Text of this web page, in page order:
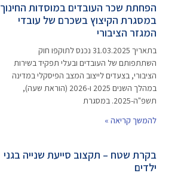
הפחתת שכר העובדים במוסדות החינוך
במסגרת הקיצוץ בשכרם של עובדי
המגזר הציבורי
בתאריך 31.03.2025 נכנס לתוקפו חוק
השתתפותם של העובדים ובעלי תפקיד בשירות
הציבורי, בצעדים לייצוב המצב הפיסקלי במדינה
במהלך השנים 2025 ו-2026 (הוראת שעה),
תשפ"ה-2025. במסגרת
להמשך קריאה »
בקרת שטח – תקצוב סייעת שנייה בגני
ילדים